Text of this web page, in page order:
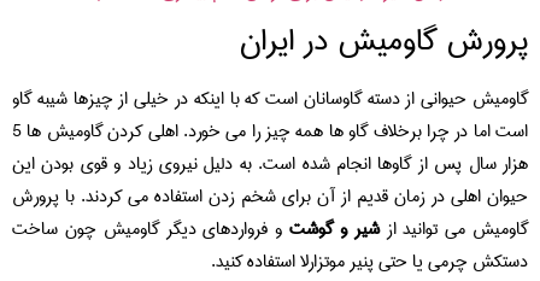
پرورش گاومیش در ایران
گاومیش حیوانی از دسته گاوسانان است که با اینکه در خیلی از چیزها شیبه گاو
است اما در چرا برخلاف گاو ها همه چیز را می خورد. اهلی کردن گاومیش ها 5
هزار سال پس از گاوها انجام شده است. به دلیل نیروی زیاد و قوی بودن این
حیوان اهلی در زمان قدیم از آن برای شخم زدن استفاده می کردند. با پرورش
گاومیش می توانید ازشیر و گوشت و فرواردهای دیگر گاومیش چون ساخت
دستکش چرمی یا حتی پنیر موتزارلا استفاده کنید.